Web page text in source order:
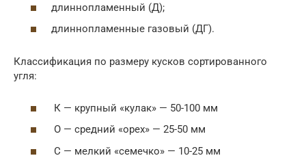
длиннопламенный (Д);
длиннопламенные газовый (ДГ).
Классификация по размеру кусков сортированного
угля:
К — крупный «кулак» — 50-100 мм
О — средний «орех» — 25-50 мм
С — мелкий «семечко» — 10-25 мм